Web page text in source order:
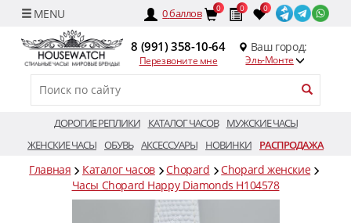
0баллов 0 0 0
8 (991) 358-10-64
Перезвоните мне
Ваш город:
Эль-Монте
ДОРОГИЕ РЕПЛИКИ КАТАЛОГ ЧАСОВ
МУЖСКИЕ ЧАСЫ
ЖЕНСКИЕ ЧАСЫ ОБУВЬ АКСЕССУАРЫ НОВИНКИ РАСПРОДАЖА
Главная Каталог часов Chopard
Chopard женские
Часы Chopard Happy Diamonds H104578